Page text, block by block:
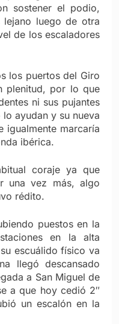
sostener el podio,
luego de otra
de los escaladores
los puertos del Giro
plenitud, por lo que
ni sus pujantes
ayudan y su nueva
igualmente marcaría
ibérica.
coraje ya que
una vez más, algo
rédito.
puestos en la
en la alta
escuálido físico va
llegó descansado
a San Miguel de
a que hoy cedió 2″
un escalón en la